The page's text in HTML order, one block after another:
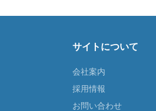
サイトについて
会社案内
採用情報
お問い合わせ